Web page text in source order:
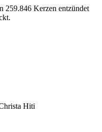
259.846 Kerzen entzündet
Hiti